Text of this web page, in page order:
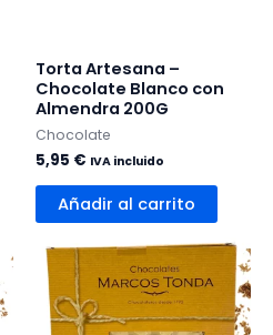
Torta Artesana –
Chocolate Blanco con
Almendra 200G
Chocolate
5,95 € IVA incluido
Añadir al carrito